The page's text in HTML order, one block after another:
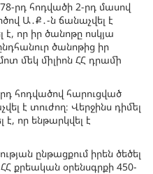
րդ հոդվածի 2-րդ մասով
Ա․Ք․-ն ճանաչվել է
է, որ իր ծանոթը ոսկյա
ծանոթից իր
մեկ միլիոն ՀՀ դրամի
հոդվածով հարուցված
է տուժող։ Վերջինս դիմել
է, որ ենթարկվել է
ընթացքում իրեն ծեծել
քրեական օրենսգրքի 450-